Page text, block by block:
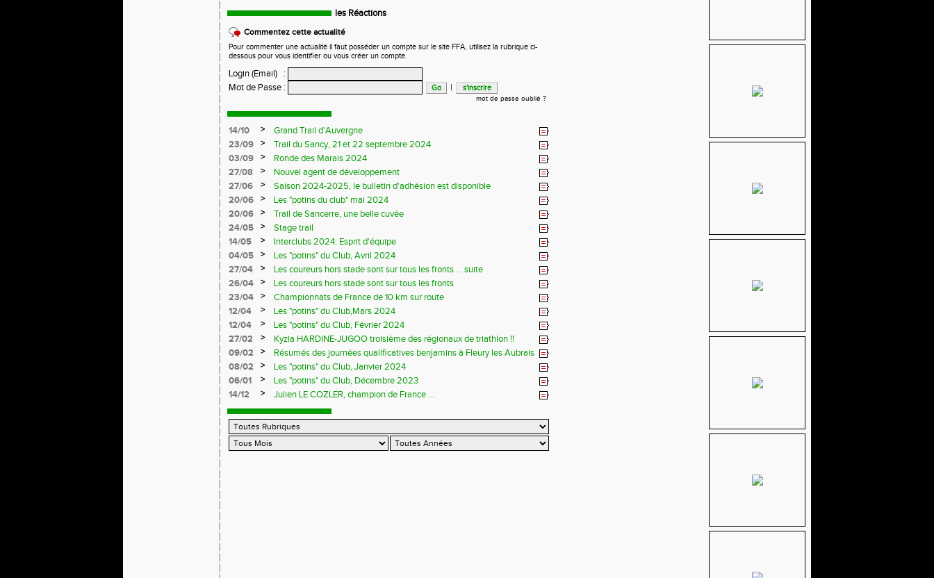
les Réactions
Commentez cette actualité
Pour commenter une actualité il faut posséder un compte sur le site FFA, utilisez la rubrique ci-
dessous pour vous identifier ou vous créer un compte.
Login (Email)
:
Mot de Passe : |
mot de passe oublié ?
14/10 >
Grand Trail d'Auvergne
23/09
>
Trail du Sancy, 21 et 22 septembre 2024
03/09
>
Ronde des Marais 2024
27/08
>
Nouvel agent de développement
27/06
>
Saison 2024-2025, le bulletin d'adhésion est disponible
20/06
>
Les "potins du club" mai 2024
20/06
>
Trail de Sancerre, une belle cuvée
24/05
>
Stage trail
14/05
>
Interclubs 2024: Esprit d'équipe
04/05
>
Les "potins" du Club, Avril 2024
27/04
>
Les coureurs hors stade sont sur tous les fronts ... suite
26/04
>
Les coureurs hors stade sont sur tous les fronts
23/04
>
Championnats de France de 10 km sur route
12/04
>
Les "potins" du Club,Mars 2024
12/04
>
Les "potins" du Club, Février 2024
27/02
>
Kyzia HARDINE-JUGOO troisième des régionaux de triathlon !!
09/02
>
Résumés des journées qualificatives benjamins à Fleury les Aubrais
08/02
>
Les "potins" du Club, Janvier 2024
06/01
>
Les "potins" du Club, Décembre 2023
14/12
> Julien LE COZLER, champion de France ...